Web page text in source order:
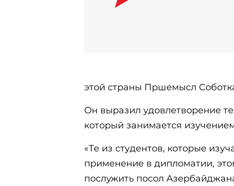
этой страны Пршемысл
Он выразил удовлетворение
который занимается
«Те из студентов, которые
применение в дипломатии,
послужить посол